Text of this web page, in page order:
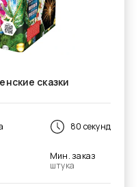
сказки
80 секунд
Мин. заказ
штука